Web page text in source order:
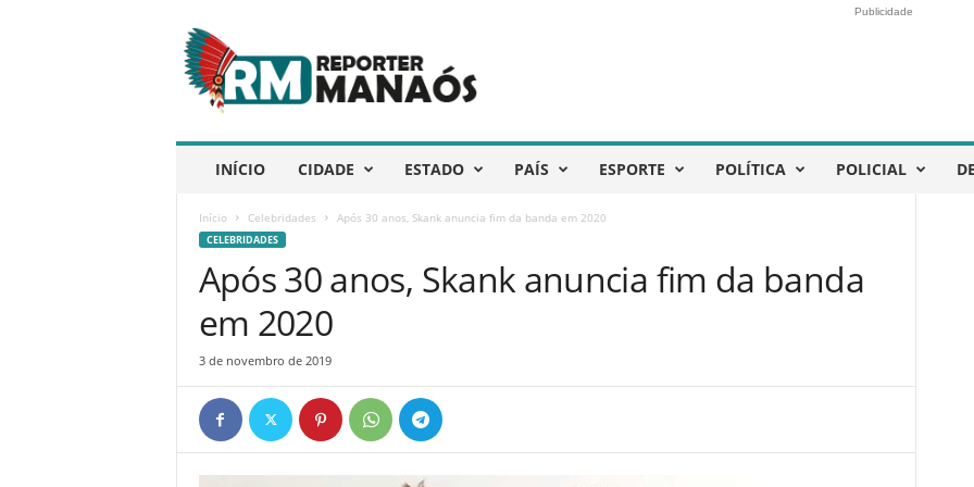
e
p
ó
Publicidade
INÍCIO CIDADE ESTADO PAÍS ESPORTE POLÍTICA POLICIAL
Início Celebridades Após 30 anos, Skank anuncia fim da banda em 2020
CELEBRIDADES
Após 30 anos, Skank anuncia fim da banda
em 2020
3 de novembro de 2019